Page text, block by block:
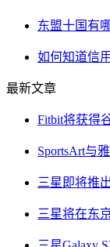
东盟十国有
如何知道信
最新文章
Fitbit将获得
SportsArt与
三星即将推
三星将在东